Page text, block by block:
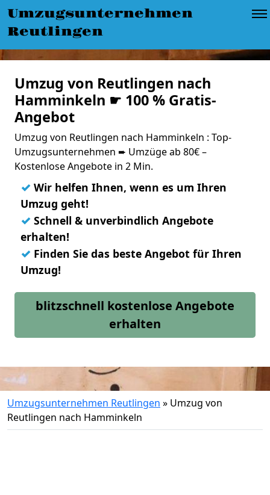
Umzugsunternehmen
Reutlingen
Umzug von Reutlingen nach
Hamminkeln ☛ 100 % Gratis-
Angebot
Umzug von Reutlingen nach Hamminkeln : Top-
Umzugsunternehmen ➨ Umzüge ab 80€ –
Kostenlose Angebote in 2 Min.
✓ Wir helfen Ihnen, wenn es um Ihren
Umzug geht!
✓ Schnell & unverbindlich Angebote
erhalten!
✓ Finden Sie das beste Angebot für Ihren
Umzug!
blitzschnell kostenlose Angebote
erhalten
Umzugsunternehmen Reutlingen » Umzug von
Reutlingen nach Hamminkeln